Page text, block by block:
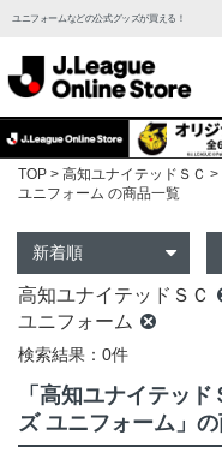
ユニフォームなどの公式グッズが買える！
TOP 高知ユナイテッドＳＣ
ユニフォーム の商品一覧
高知ユナイテッドＳＣ
ユニフォーム
検索結果：0件
「高知ユナイテッ
ズ ユニフォーム」